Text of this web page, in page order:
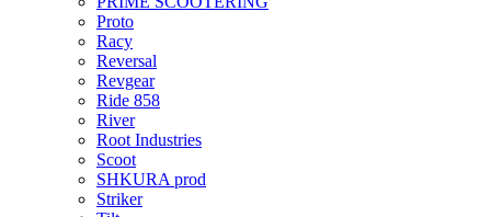
Proto
Racy
Reversal
Revgear
Ride 858
River
Root Industries
Scoot
SHKURA рrоd
Striker